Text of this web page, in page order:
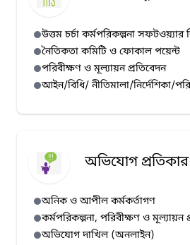
উত্তম চর্চা কর্মপরিকল্পনা সফটওয়্যার
নৈতিকতা কমিটি ও ফোকাল পয়েন্ট
পরিবীক্ষণ ও মূল্যায়ন প্রতিবেদন
আইন/বিধি/ নীতিমালা/নির্দেশিকা/
অভিযোগ প্রতিকার
অনিক ও আপীল কর্মকর্তাগণ
কর্মপরিকল্পনা, পরিবীক্ষণ ও মূল্যায়ন
অভিযোগ দাখিল (অনলাইন)